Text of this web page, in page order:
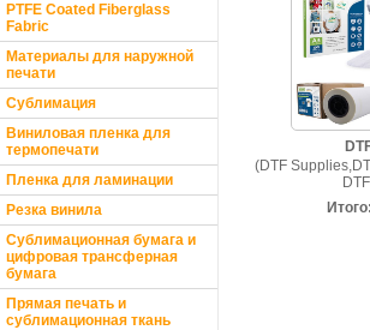
PTFE Coated Fiberglass
Fabric
Материалы для наружной
печати
Сублимация
Виниловая пленка для
термопечати
Пленка для ламинации
Резка винила
Сублимационная бумага и
цифровая трансферная
бумага
Прямая печать и
сублимационная ткань
(DTF
Итого: